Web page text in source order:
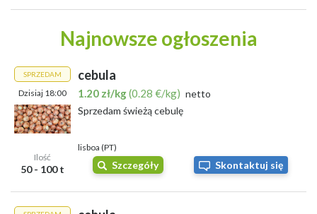
Najnowsze ogłoszenia
SPRZEDAM
Dzisiaj 18:00
Ilość
50 - 100 t
cebula
1.20 zł/kg(0.28 €/kg) netto
Sprzedam świeżą cebulę
lisboa (PT)
Szczegóły Skontaktuj się